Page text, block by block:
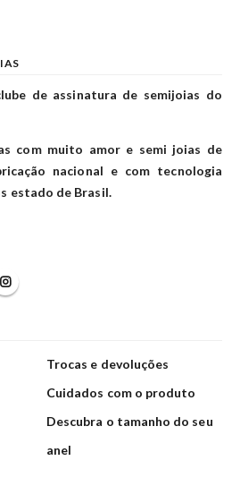
de assinatura de semijoias do
com muito amor e semi joias de
nacional e com tecnologia
estado de Brasil.
Trocas e devoluções
Cuidados com o produto
Descubra o tamanho do seu
anel